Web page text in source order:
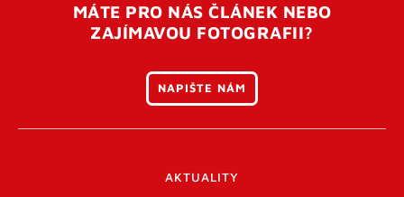
MÁTE PRO NÁS ČLÁNEK NEBO
ZAJÍMAVOU FOTOGRAFII?
NAPIŠTE NÁM
AKTUALITY